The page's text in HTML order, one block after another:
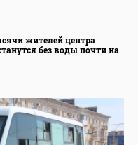
жителей центра
без воды почти на